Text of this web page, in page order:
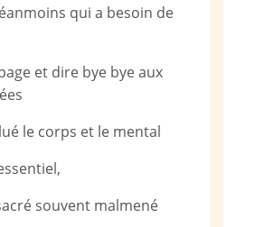
qui a besoin de
et dire bye bye aux
le corps et le mental
souvent malmené